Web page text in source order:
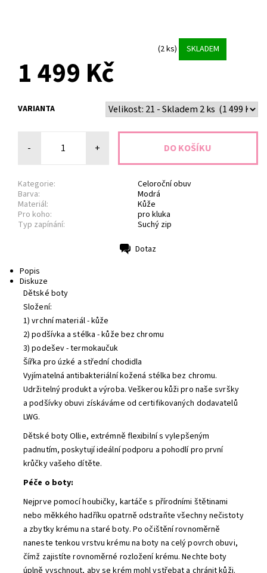
(2 ks) SKLADEM
1 499 Kč
VARIANTA
- +
Kategorie:
Celoroční obuv
Barva:
Modrá
Materiál:
Kůže
Pro koho:
pro kluka
Typ zapínání:
Suchý zip
Dotaz
Popis
Diskuze
Dětské boty
Složení:
1) vrchní materiál - kůže
2) podšívka a stélka - kůže bez chromu
3) podešev - termokaučuk
Šířka pro úzké a střední chodidla
Vyjímatelná antibakteriální kožená stélka bez chromu.
Udržitelný produkt a výroba. Veškerou kůži pro naše svršky
a podšívky obuvi získáváme od certifikovaných dodavatelů
LWG.
Dětské boty Ollie, extrémně flexibilní s vylepšeným
padnutím, poskytují ideální podporu a pohodlí pro první
krůčky vašeho dítěte.
Péče o boty:
Nejprve pomocí houbičky, kartáče s přírodními štětinami
nebo měkkého hadříku opatrně odstraňte všechny nečistoty
a zbytky krému na staré boty. Po očištění rovnoměrně
naneste tenkou vrstvu krému na boty na celý povrch obuvi,
čímž zajistíte rovnoměrné rozložení krému. Nechte boty